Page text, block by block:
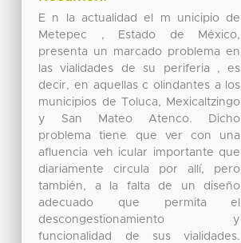
E n la actualidad el m unicipio de
Metepec , Estado de México,
presenta un marcado problema en
las vialidades de su periferia , es
decir, en aquellas c olindantes a los
municipios de Toluca, Mexicaltzingo
y San Mateo Atenco. Dicho
problema tiene que ver con una
afluencia veh icular importante que
diariamente circula por allí, pero
también, a la falta de un diseño
adecuado que permita el
descongestionamiento y
funcionalidad de sus vialidades.